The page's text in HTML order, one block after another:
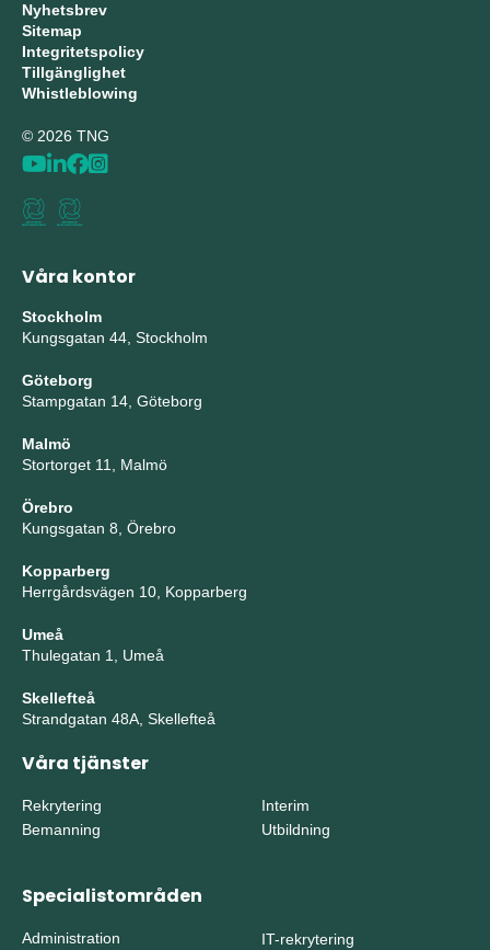
Nyhetsbrev
Sitemap
Integritetspolicy
Tillgänglighet
Whistleblowing
© 2026 TNG
Våra kontor
Stockholm
Kungsgatan 44, Stockholm
Göteborg
Stampgatan 14, Göteborg
Malmö
Stortorget 11, Malmö
Örebro
Kungsgatan 8, Örebro
Kopparberg
Herrgårdsvägen 10, Kopparberg
Umeå
Thulegatan 1, Umeå
Skellefteå
Strandgatan 48A, Skellefteå
Våra tjänster
Rekrytering
Bemanning
Interim
Utbildning
Specialistområden
Administration
IT-rekrytering